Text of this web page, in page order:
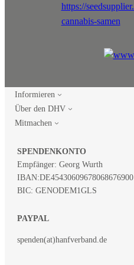
Informieren
Über den DHV
Mitmachen
SPENDENKONTO
Empfänger: Georg Wurth
IBAN:DE45430609678068676900
BIC: GENODEM1GLS
PAYPAL
spenden(at)hanfverband.de